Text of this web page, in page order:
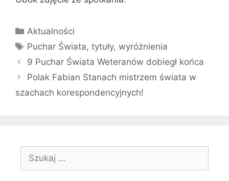
Kategorie
Aktualności
Tagi
Puchar Świata,tytuły,wyróżnienia
9 Puchar Świata Weteranów dobiegł końca
Polak Fabian Stanach mistrzem świata w
szachach korespondencyjnych!